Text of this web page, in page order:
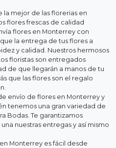
la mejor de las florerias en
flores frescas de calidad
flores en Monterrey con
la entrega de tus flores a
y calidad. Nuestros hermosos
floristas son entregados
de que llegarán a manos de tu
que las flores son el regalo
envío de flores en Monterrey y
tenemos una gran variedad de
Bodas. Te garantizamos
nuestras entregas y así mismo
Monterrey es fácil desde